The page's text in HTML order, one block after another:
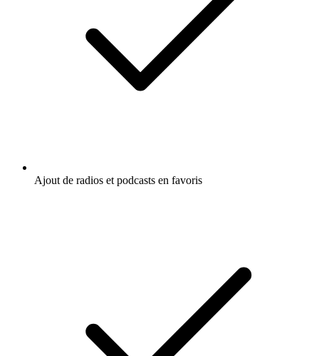
Ajout de radios et podcasts en favoris